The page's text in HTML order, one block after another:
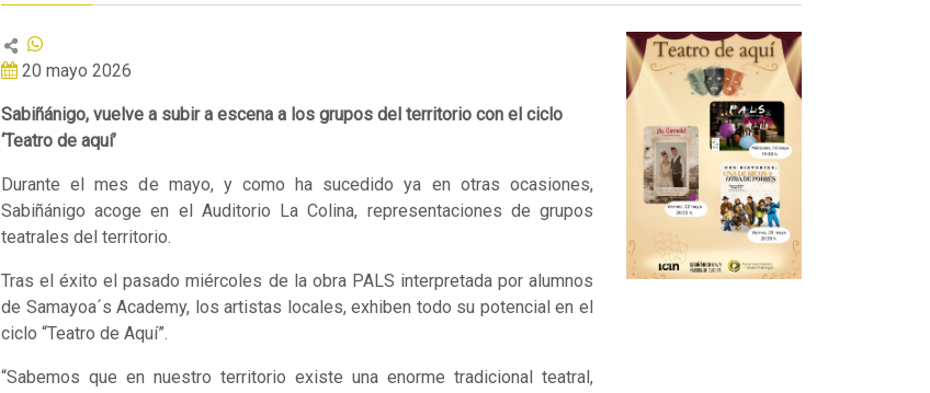
20 mayo 2026
Sabiñánigo, vuelve a subir a escena a los grupos del territorio con el ciclo
‘Teatro de aquí’
Durante el mes de mayo, y como ha sucedido ya en otras ocasiones,
Sabiñánigo acoge en el Auditorio La Colina, representaciones de grupos
teatrales del territorio.
Tras el éxito el pasado miércoles de la obra PALS interpretada por alumnos
de Samayoa´s Academy, los artistas locales, exhiben todo su potencial en el
ciclo “Teatro de Aquí”.
“Sabemos que en nuestro territorio existe una enorme tradicional teatral,